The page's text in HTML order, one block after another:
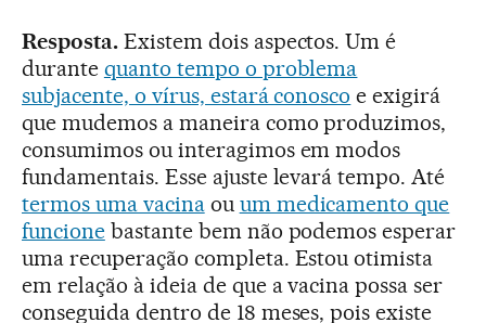
Resposta.Existem dois aspectos. Um é
durante quanto tempo o problema
subjacente, o vírus, estará conosco e exigirá
que mudemos a maneira como produzimos,
consumimos ou interagimos em modos
fundamentais. Esse ajuste levará tempo. Até
termos uma vacinaou um medicamento que
funcionebastante bem não podemos esperar
uma recuperação completa. Estou otimista
em relação à ideia de que a vacina possa ser
conseguida dentro de 18 meses, pois existe